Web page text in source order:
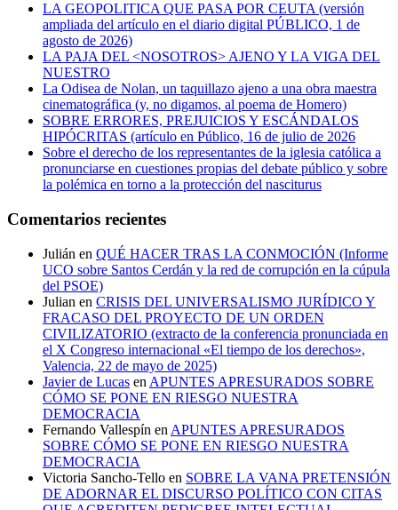
LA GEOPOLITICA QUE PASA POR CEUTA (versión
ampliada del artículo en el diario digital PÚBLICO, 1 de
agosto de 2026)
LA PAJA DEL <NOSOTROS> AJENO Y LA VIGA DEL
NUESTRO
La Odisea de Nolan, un taquillazo ajeno a una obra maestra
cinematográfica (y, no digamos, al poema de Homero)
SOBRE ERRORES, PREJUICIOS Y ESCÁNDALOS
HIPÓCRITAS (artículo en Público, 16 de julio de 2026
Sobre el derecho de los representantes de la iglesia católica a
pronunciarse en cuestiones propias del debate público y sobre
la polémica en torno a la protección del nasciturus
Comentarios recientes
Julián en QUÉ HACER TRAS LA CONMOCIÓN (Informe
UCO sobre Santos Cerdán y la red de corrupción en la cúpula
del PSOE)
Julian en CRISIS DEL UNIVERSALISMO JURÍDICO Y
FRACASO DEL PROYECTO DE UN ORDEN
CIVILIZATORIO (extracto de la conferencia pronunciada en
el X Congreso internacional «El tiempo de los derechos»,
Valencia, 22 de mayo de 2025)
Javier de Lucas en APUNTES APRESURADOS SOBRE
CÓMO SE PONE EN RIESGO NUESTRA
DEMOCRACIA
Fernando Vallespín en APUNTES APRESURADOS
SOBRE CÓMO SE PONE EN RIESGO NUESTRA
DEMOCRACIA
Victoria Sancho-Tello en SOBRE LA VANA PRETENSIÓN
DE ADORNAR EL DISCURSO POLÍTICO CON CITAS